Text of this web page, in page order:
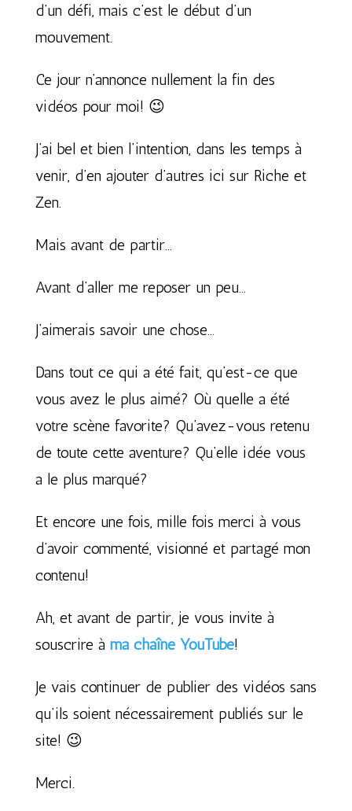
d’un défi, mais c’est le début d’un
mouvement.
Ce jour n’annonce nullement la fin des
vidéos pour moi! 😉
J’ai bel et bien l’intention, dans les temps à
venir, d’en ajouter d’autres ici sur Riche et
Zen.
Mais avant de partir…
Avant d’aller me reposer un peu…
J’aimerais savoir une chose…
Dans tout ce qui a été fait, qu’est-ce que
vous avez le plus aimé? Où quelle a été
votre scène favorite? Qu’avez-vous retenu
de toute cette aventure? Qu’elle idée vous
a le plus marqué?
Et encore une fois, mille fois merci à vous
d’avoir commenté, visionné et partagé mon
contenu!
Ah, et avant de partir, je vous invite à
souscrire à ma chaîne YouTube!
Je vais continuer de publier des vidéos sans
qu’ils soient nécessairement publiés sur le
site! 😉
Merci.